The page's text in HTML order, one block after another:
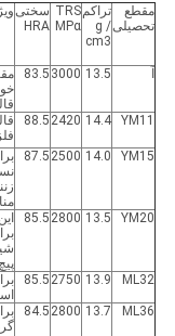
مقطع
تحصیلی
تراکم
g /
cm3
TRS
MPα
سختی
HRA
13.5
3000
83.5
YM11
14.4
2420
88.5
YM15
14.0
2500
87.5
YM20
13.5
2800
85.5
ML32
13.9
2750
85.5
ML36
13.7
2800
84.5